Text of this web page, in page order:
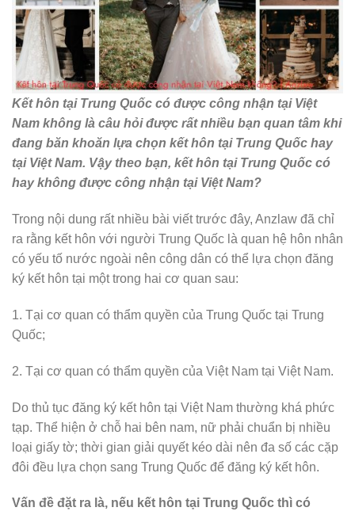
Kết hôn tại Trung Quốc có được công nhận tại Việt
Nam không là câu hỏi được rất nhiều bạn quan tâm khi
đang băn khoăn lựa chọn kết hôn tại Trung Quốc hay
tại Việt Nam. Vậy theo bạn, kết hôn tại Trung Quốc có
hay không được công nhận tại Việt Nam?
Trong nội dung rất nhiều bài viết trước đây, Anzlaw đã chỉ
ra rằng kết hôn với người Trung Quốc là quan hệ hôn nhân
có yếu tố nước ngoài nên công dân có thể lựa chọn đăng
ký kết hôn tại một trong hai cơ quan sau:
1. Tại cơ quan có thẩm quyền của Trung Quốc tại Trung
Quốc;
2. Tại cơ quan có thẩm quyền của Việt Nam tại Việt Nam.
Do thủ tục đăng ký kết hôn tại Việt Nam thường khá phức
tạp. Thể hiện ở chỗ hai bên nam, nữ phải chuẩn bị nhiều
loại giấy tờ; thời gian giải quyết kéo dài nên đa số các cặp
đôi đều lựa chọn sang Trung Quốc để đăng ký kết hôn.
Vấn đề đặt ra là, nếu kết hôn tại Trung Quốc thì có